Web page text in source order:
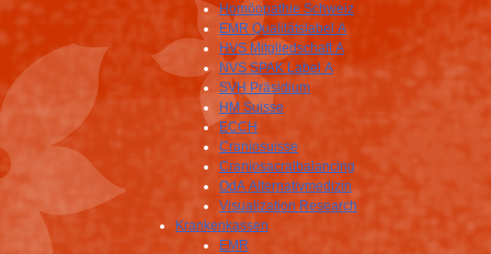
Homöopathie Schweiz
EMR Qualitätslabel A
HVS Mitgliedschaft A
NVS SPAK Label A
SVH Präsidium
HM Suisse
ECCH
Craniosuisse
Craniosacralbalancing
OdA Alternativmedizin
Visualization Research
Krankenkassen
EMR